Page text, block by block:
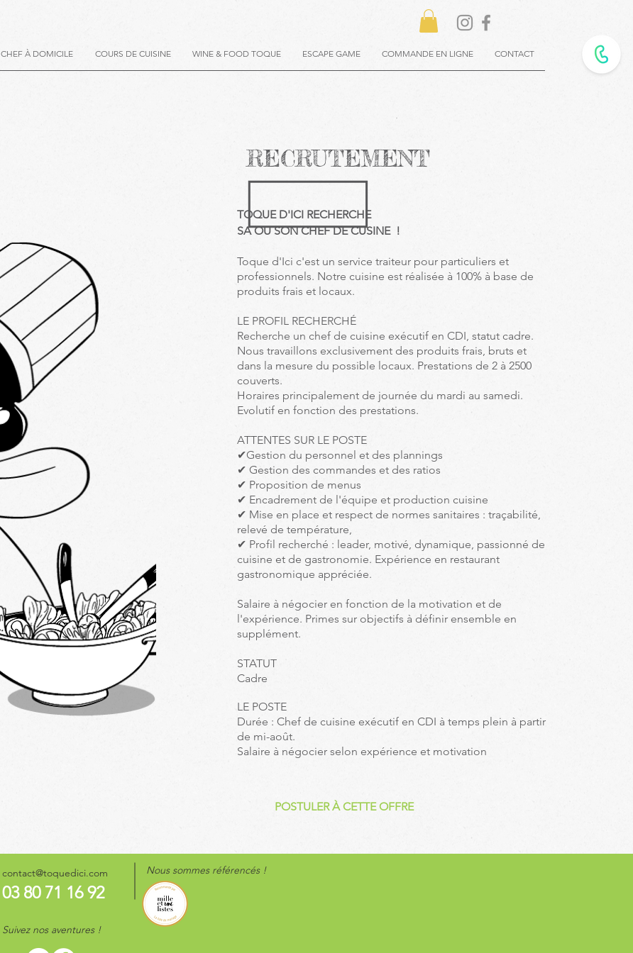
CHEF À DOMICILE COURS DE CUISINE WINE & FOOD TOQUE ESCAPE GAME COMMANDE EN LIGNE CONTACT
RECRUTEMENT
TOQUE D'ICI RECHERCHE
SA OU SON CHEF DE CUSINE !
Toque d'Ici c'est un service traiteur pour particuliers et
professionnels. Notre cuisine est réalisée à 100% à base de
produits frais et locaux.
LE PROFIL RECHERCHÉ
Recherche un chef de cuisine exécutif en CDI, statut cadre.
Nous travaillons exclusivement des produits frais, bruts et
dans la mesure du possible locaux. Prestations de 2 à 2500
couverts.
Horaires principalement de journée du mardi au samedi.
Evolutif en fonction des prestations.
ATTENTES SUR LE POSTE
✔Gestion du personnel et des plannings
✔ Gestion des commandes et des ratios
✔ Proposition de menus
✔ Encadrement de l'équipe et production cuisine
✔ Mise en place et respect de normes sanitaires : traçabilité,
relevé de température,
✔ Profil recherché : leader, motivé, dynamique, passionné de
cuisine et de gastronomie. Expérience en restaurant
gastronomique appréciée.
Salaire à négocier en fonction de la motivation et de
l'expérience. Primes sur objectifs à définir ensemble en
supplément.
STATUT
Cadre
LE POSTE
Durée : Chef de cuisine exécutif en CDI à temps plein à partir
de mi-août.
Salaire à négocier selon expérience et motivation
POSTULER À CETTE OFFRE
contact@toquedici.com
03 80 71 16 92
Nous sommes référencés !
Suivez nos aventures !